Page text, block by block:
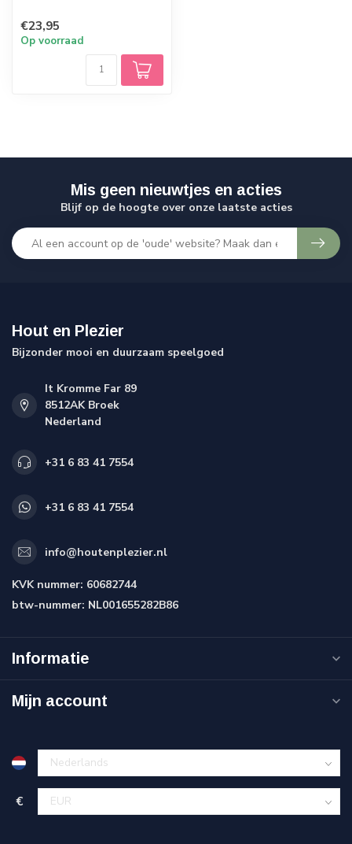
€23,95
Op voorraad
Mis geen nieuwtjes en acties
Blijf op de hoogte over onze laatste acties
Hout en Plezier
Bijzonder mooi en duurzaam speelgoed
It Kromme Far 89
8512AK Broek
Nederland
+31 6 83 41 7554
+31 6 83 41 7554
info@houtenplezier.nl
KVK nummer: 60682744
btw-nummer: NL001655282B86
Informatie
Mijn account
€